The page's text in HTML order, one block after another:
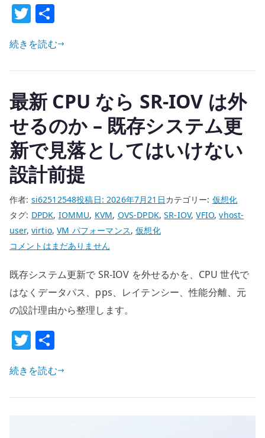
想
マ
シ
の
無
化」
は
何
が
違
う
の
T
w
it
te
r
続きを読む
最新 CPU なら SR-IOV は外
せるのか – 既存システム更
新で見落としてはいけない
設計前提
作者: si62512548投稿日:2026年7月21日カテゴリー: 仮想化
タグ: DPDK, IOMMU, KVM, OVS-DPDK,SR-IOV,VFIO,vhost-
user, virtio,VM パフォーマンス,仮想化
最
CPU
な
ら
IOV
は
外
る
コメントはまだありません
既存システム更新で SR-IOV を外せるかを、CPU 世代で
はなくデータパス、pps、レイテンシー、性能分離、元
の設計理由から整理します。
T
w
it
te
続きを読む